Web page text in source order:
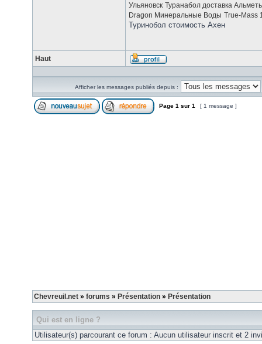
Ульяновск Туранабол доставка
Dragon Минеральные Воды True-Mass
Туринобол стоимость Ахен
Haut
Afficher les messages publiés depuis :
Page 1 sur 1 [ 1 message ]
Chevreuil.net » forums » Présentation » Présentation
Qui est en ligne ?
Utilisateur(s) parcourant ce forum : Aucun utilisateur inscrit et 2